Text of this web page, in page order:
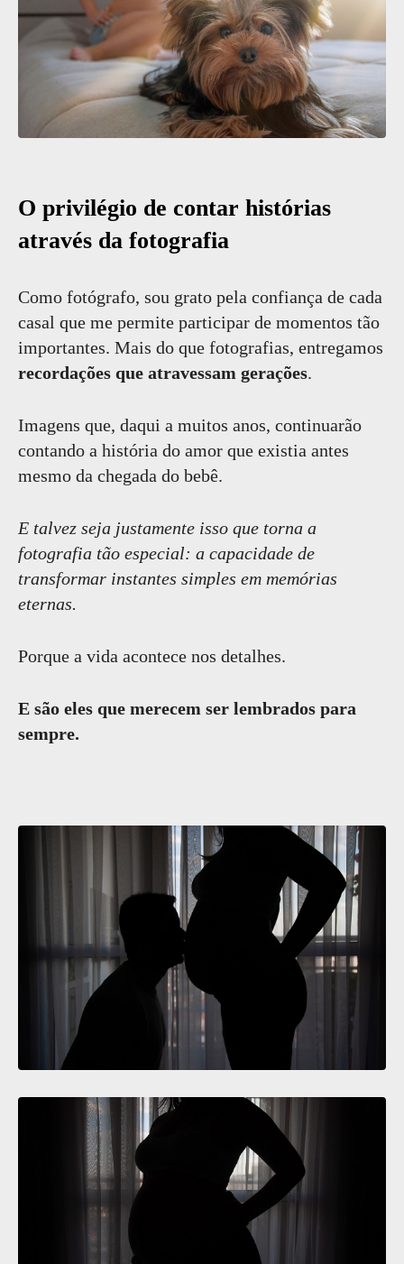
O privilégio de contar histórias
através da fotografia
Como fotógrafo, sou grato pela confiança de cada
casal que me permite participar de momentos tão
importantes. Mais do que fotografias, entregamos
recordações que atravessam gerações.
Imagens que, daqui a muitos anos, continuarão
contando a história do amor que existia antes
mesmo da chegada do bebê.
E talvez seja justamente isso que torna a
fotografia tão especial: a capacidade de
transformar instantes simples em memórias
eternas.
Porque a vida acontece nos detalhes.
E são eles que merecem ser lembrados para
sempre.